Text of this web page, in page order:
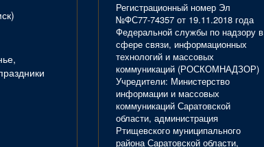
Регистрационный номер Эл
№ФС77-74357 от 19.11.2018 года
Федеральной службы по надзору в
сфере связи, информационных
технологий и массовых
коммуникаций (РОСКОМНАДЗОР)
Учредители: Министерство
информации и массовых
коммуникаций Саратовской
области, администрация
Ртищевского муниципального
района Саратовской области,